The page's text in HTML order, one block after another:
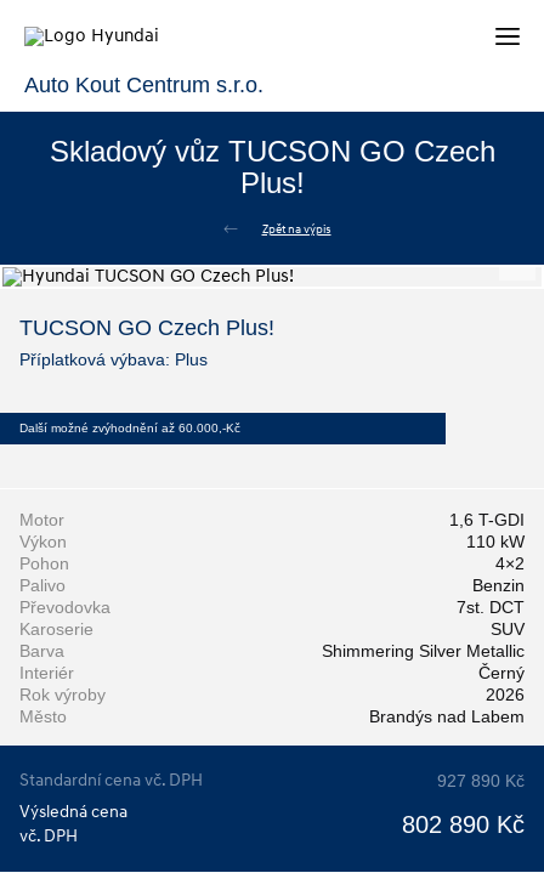
Auto Kout Centrum s.r.o.
Skladový vůz TUCSON GO Czech
Plus!
Zpět na výpis
TUCSON GO Czech Plus!
Příplatková výbava: Plus
Další možné zvýhodnění až 60.000,-Kč
Motor
1,6 T-GDI
Výkon
110 kW
Pohon
4×2
Palivo
Benzin
Převodovka
7st. DCT
Karoserie
SUV
Barva
Shimmering Silver Metallic
Interiér
Černý
Rok výroby
2026
Město
Brandýs nad Labem
Standardní cena vč. DPH 927 890 Kč
Výsledná cena
vč. DPH
802 890 Kč